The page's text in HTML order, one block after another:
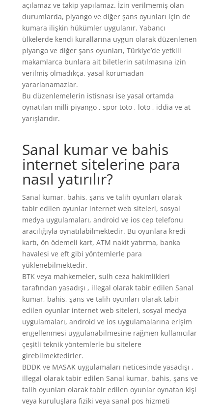
açılamaz ve takip yapılamaz. İzin verilmemiş olan
durumlarda, piyango ve diğer şans oyunları için de
kumara ilişkin hükümler uygulanır. Yabancı
ülkelerde kendi kurallarına uygun olarak düzenlenen
piyango ve diğer şans oyunları, Türkiye’de yetkili
makamlarca bunlara ait biletlerin satılmasına izin
verilmiş olmadıkça, yasal korumadan
yararlanamazlar.
Bu düzenlemelerin istisnası ise yasal ortamda
oynatılan milli piyango , spor toto , loto , iddia ve at
yarışlarıdır.
Sanal kumar ve bahis
internet sitelerine para
nasıl yatırılır?
Sanal kumar, bahis, şans ve talih oyunları olarak
tabir edilen oyunlar internet web siteleri, sosyal
medya uygulamaları, android ve ios cep telefonu
aracılığıyla oynatılabilmektedir. Bu oyunlara kredi
kartı, ön ödemeli kart, ATM nakit yatırma, banka
havalesi ve eft gibi yöntemlerle para
yüklenebilmektedir.
BTK veya mahkemeler, sulh ceza hakimlikleri
tarafından yasadışı , illegal olarak tabir edilen Sanal
kumar, bahis, şans ve talih oyunları olarak tabir
edilen oyunlar internet web siteleri, sosyal medya
uygulamaları, android ve ios uygulamalarına erişim
engellenmesi uygulanabilmesine rağmen kullanıcılar
çeşitli teknik yöntemlerle bu sitelere
girebilmektedirler.
BDDK ve MASAK uygulamaları neticesinde yasadışı ,
illegal olarak tabir edilen Sanal kumar, bahis, şans ve
talih oyunları olarak tabir edilen oyunlar oynatan kişi
veya kuruluşlara fiziki veya sanal pos hizmeti